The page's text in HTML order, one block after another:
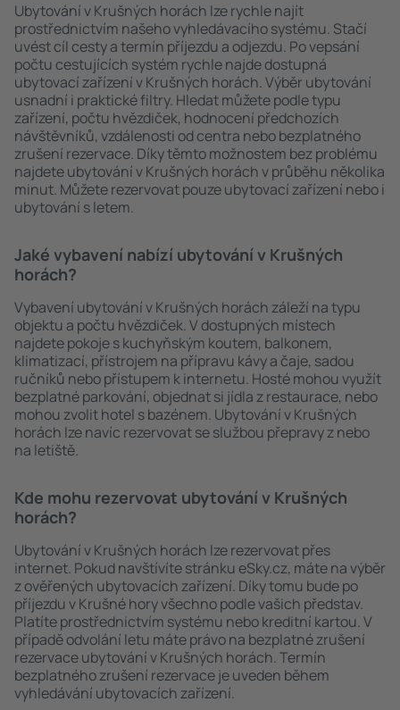
Ubytování v Krušných horách lze rychle najít
prostřednictvím našeho vyhledávacího systému. Stačí
uvést cíl cesty a termín příjezdu a odjezdu. Po vepsání
počtu cestujících systém rychle najde dostupná
ubytovací zařízení v Krušných horách. Výběr ubytování
usnadní i praktické filtry. Hledat můžete podle typu
zařízení, počtu hvězdiček, hodnocení předchozích
návštěvníků, vzdálenosti od centra nebo bezplatného
zrušení rezervace. Díky těmto možnostem bez problému
najdete ubytování v Krušných horách v průběhu několika
minut. Můžete rezervovat pouze ubytovací zařízení nebo i
ubytování s letem.
Jaké vybavení nabízí ubytování v Krušných
horách?
Vybavení ubytování v Krušných horách záleží na typu
objektu a počtu hvězdiček. V dostupných místech
najdete pokoje s kuchyňským koutem, balkonem,
klimatizací, přístrojem na přípravu kávy a čaje, sadou
ručníků nebo přístupem k internetu. Hosté mohou využít
bezplatné parkování, objednat si jídla z restaurace, nebo
mohou zvolit hotel s bazénem. Ubytování v Krušných
horách lze navíc rezervovat se službou přepravy z nebo
na letiště.
Kde mohu rezervovat ubytování v Krušných
horách?
Ubytování v Krušných horách lze rezervovat přes
internet. Pokud navštívíte stránku eSky.cz, máte na výběr
z ověřených ubytovacích zařízení. Díky tomu bude po
příjezdu v Krušné hory všechno podle vašich představ.
Platíte prostřednictvím systému nebo kreditní kartou. V
případě odvolání letu máte právo na bezplatné zrušení
rezervace ubytování v Krušných horách. Termín
bezplatného zrušení rezervace je uveden během
vyhledávání ubytovacích zařízení.